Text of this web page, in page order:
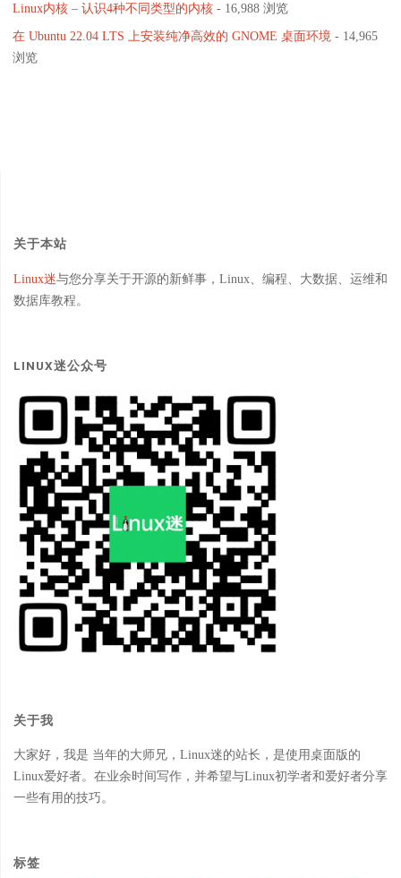
Linux内核 – 认识4种不同类型的内核- 16,988 浏览
在 Ubuntu 22.04 LTS 上安装纯净高效的 GNOME 桌面环境 - 14,965
浏览
关于本站
Linux迷与您分享关于开源的新鲜事，Linux、编程、大数据、运维和
数据库教程。
LINUX迷公众号
关于我
大家好，我是 当年的大师兄，Linux迷的站长，是使用桌面版的
Linux爱好者。在业余时间写作，并希望与Linux初学者和爱好者分享
一些有用的技巧。
标签